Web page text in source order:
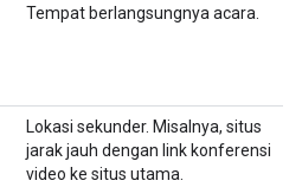
Tempat berlangsungnya acara.
Lokasi sekunder. Misalnya, situs
jarak jauh dengan link konferensi
video ke situs utama.